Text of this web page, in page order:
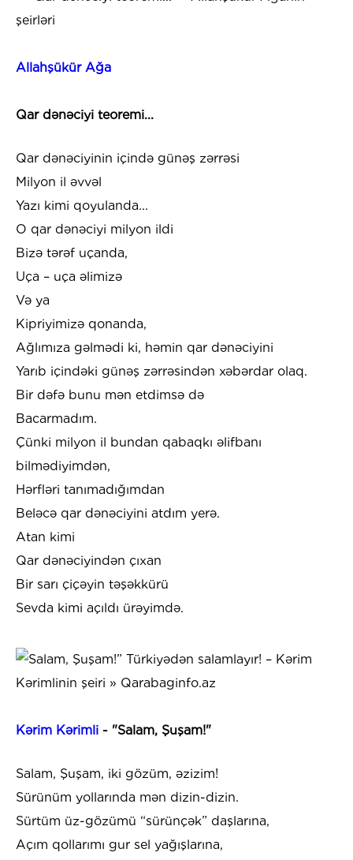
Allahşükür Ağa
Qar dənəciyi teoremi...
Qar dənəciyinin içində günəş zərrəsi
Milyon il əvvəl
Yazı kimi qoyulanda...
O qar dənəciyi milyon ildi
Bizə tərəf uçanda,
Uça – uça əlimizə
Və ya
Kipriyimizə qonanda,
Ağlımıza gəlmədi ki, həmin qar dənəciyini
Yarıb içindəki günəş zərrəsindən xəbərdar olaq.
Bir dəfə bunu mən etdimsə də
Bacarmadım.
Çünki milyon il bundan qabaqkı əlifbanı
bilmədiyimdən,
Hərfləri tanımadığımdan
Beləcə qar dənəciyini atdım yerə.
Atan kimi
Qar dənəciyindən çıxan
Bir sarı çiçəyin təşəkkürü
Sevda kimi açıldı ürəyimdə.
Kərim Kərimli - "Salam, Şuşam!"
Salam, Şuşam, iki gözüm, əzizim!
Sürünüm yollarında mən dizin-dizin.
Sürtüm üz-gözümü “sürünçək” daşlarına,
Açım qollarımı gur sel yağışlarına,